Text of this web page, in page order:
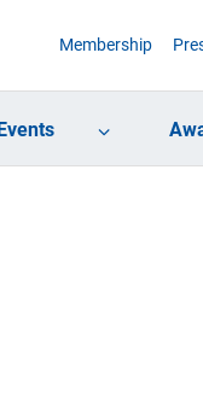
Membership
Events